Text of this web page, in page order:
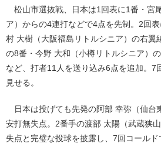
松山市選抜戦、日本は1回表に1番・宮
ア）からの4連打などで4点を先制。2回
村 大樹（大阪福島リトルシニア）の右翼
の8番・今野 大和（小樽リトルシニア）
など、打者11人を送り込み6点を追加。7
見せる。
日本は投げても先発の阿部 幸弥（仙台
安打無失点。2番手の渡部 太陽（武蔵狭
失点と完璧な投球を披露し、7回コールド